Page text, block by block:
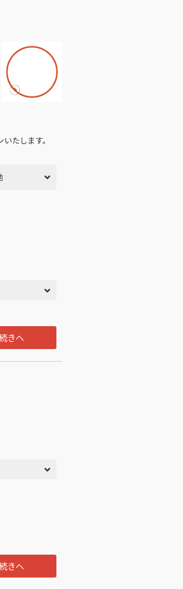
たします。
きへ
きへ